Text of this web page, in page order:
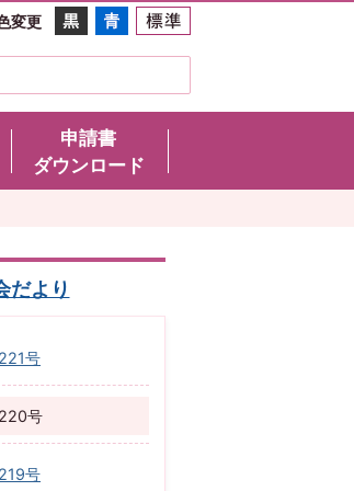
変更
申請書
ダウンロード
だより
号
号
号